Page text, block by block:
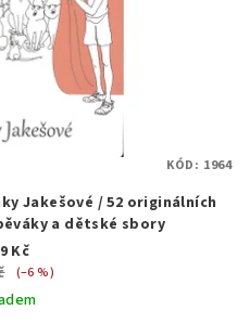
Jakešové / 52 originálních
a dětské sbory
Kč
(–6 %)
KÓD: 1964